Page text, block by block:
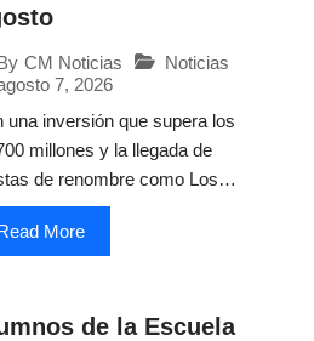
CM Noticias
Noticias
7, 2026
una inversión que supera los
millones y la llegada de
de renombre como Los…
More
de la Escuela